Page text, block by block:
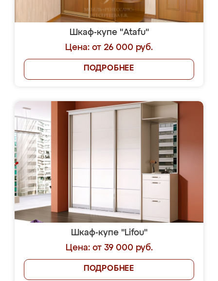
Шкаф-купе "Atafu"
Цена: от 26 000 руб.
ПОДРОБНЕЕ
Шкаф-купе "Lifou"
Цена: от 39 000 руб.
ПОДРОБНЕЕ